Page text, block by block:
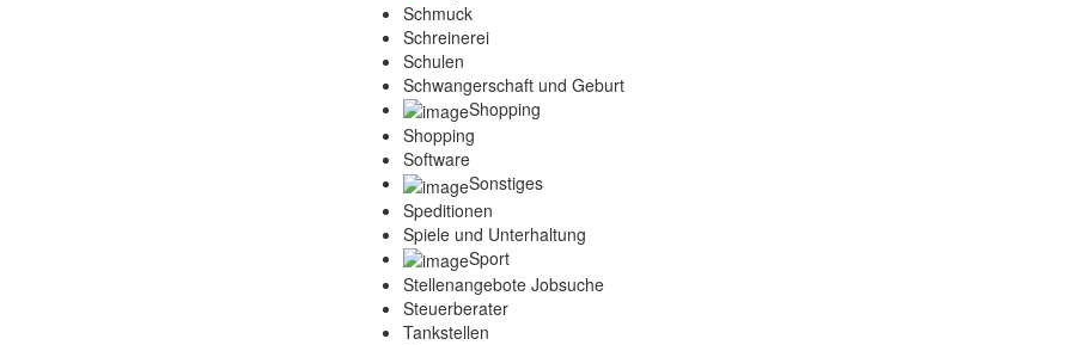
Schmuck
Schreinerei
Schulen
Schwangerschaft und Geburt
Shopping
Shopping
Software
Sonstiges
Speditionen
Spiele und Unterhaltung
Sport
Stellenangebote Jobsuche
Steuerberater
Tankstellen